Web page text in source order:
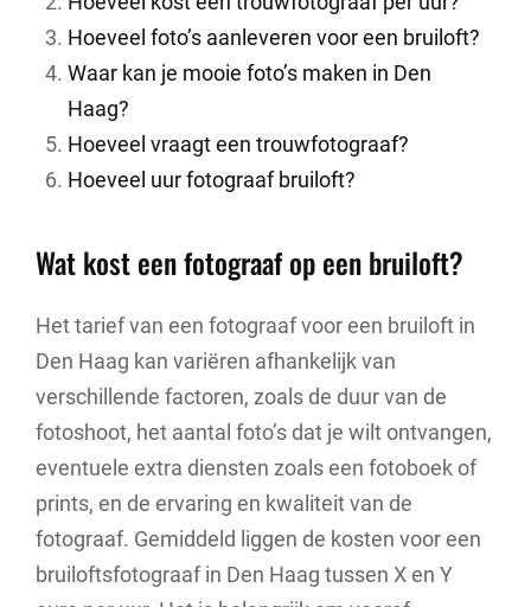
Hoeveel foto’s aanleveren voor een bruiloft?
Waar kan je mooie foto’s maken in Den
Haag?
Hoeveel vraagt een trouwfotograaf?
Hoeveel uur fotograaf bruiloft?
Wat kost een fotograaf op een bruiloft?
Het tarief van een fotograaf voor een bruiloft in
Den Haag kan variëren afhankelijk van
verschillende factoren, zoals de duur van de
fotoshoot, het aantal foto’s dat je wilt ontvangen,
eventuele extra diensten zoals een fotoboek of
prints, en de ervaring en kwaliteit van de
fotograaf. Gemiddeld liggen de kosten voor een
bruiloftsfotograaf in Den Haag tussen X en Y